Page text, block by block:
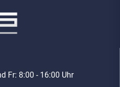
Fr: 8:00 - 16:00 Uhr